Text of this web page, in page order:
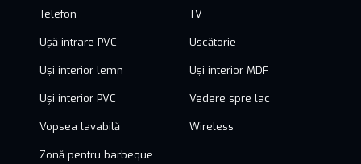
Telefon TV
Ușă intrare PVC Uscătorie
Uși interior lemn Uși interior MDF
Uși interior PVC Vedere spre lac
Vopsea lavabilă Wireless
Zonă pentru barbeque